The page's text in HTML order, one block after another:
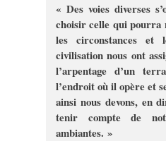
« Des voies diverses
choisir celle qui pourra
les circonstances et
civilisation nous ont
l’arpentage d’un
l’endroit où il opère et
ainsi nous devons, en
tenir compte de
ambiantes. »